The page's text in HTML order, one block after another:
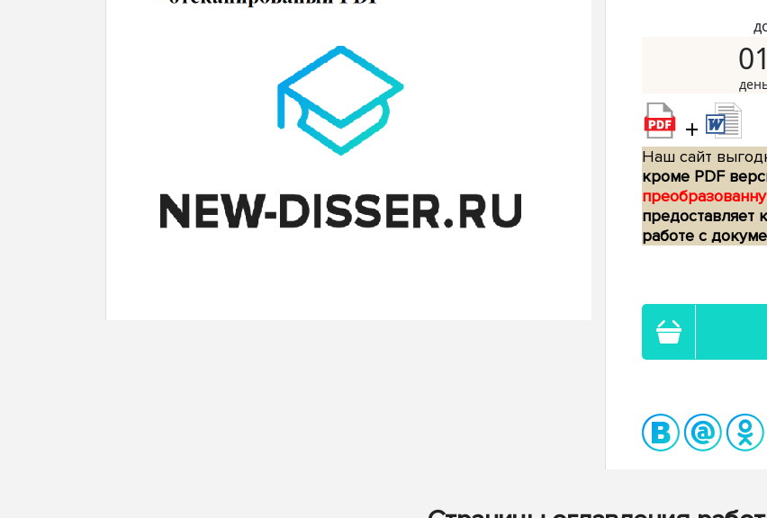
01
+
Наш сайт
кроме PDF
предоставляет
работе с